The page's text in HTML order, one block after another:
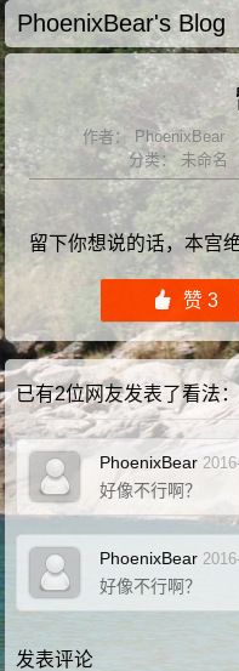
PhoenixBear's Blog
作者： PhoenixBear
分类： 未命名
留下你想说的话，本宫
󰄼 赞 3
已有2位网友发表了看法：
PhoenixBear
好像不行啊？
PhoenixBear
好像不行啊？
发表评论